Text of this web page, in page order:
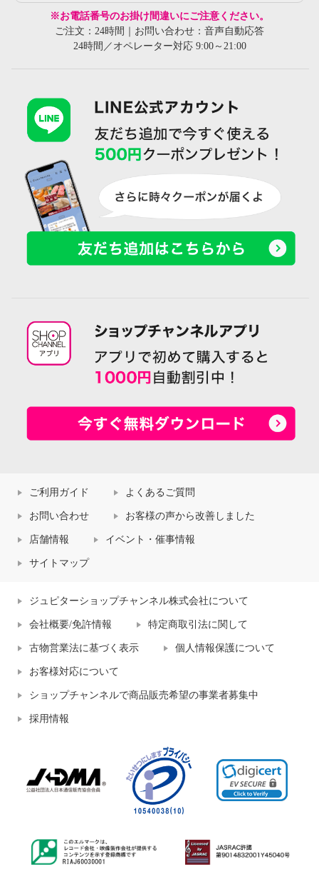
※お電話番号のお掛け間違いにご注意ください。
ご注文：24時間｜お問い合わせ：音声自動応答
24時間／オペレーター対応 9:00～21:00
ご利用ガイド よくあるご質問
お問い合わせ お客様の声から改善しました
店舗情報 イベント・催事情報
サイトマップ
ジュピターショップチャンネル株式会社について
会社概要/免許情報 特定商取引法に関して
古物営業法に基づく表示 個人情報保護について
お客様対応について
ショップチャンネルで商品販売希望の事業者募集中
採用情報